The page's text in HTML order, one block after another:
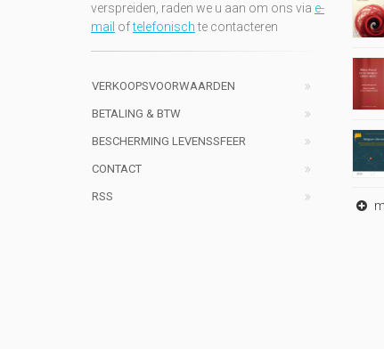
verspreiden, raden we u aan om ons via e-
mail oftelefonischte contacteren
VERKOOPSVOORWAARDEN
BETALING & BTW
BESCHERMING LEVENSSFEER
CONTACT
RSS